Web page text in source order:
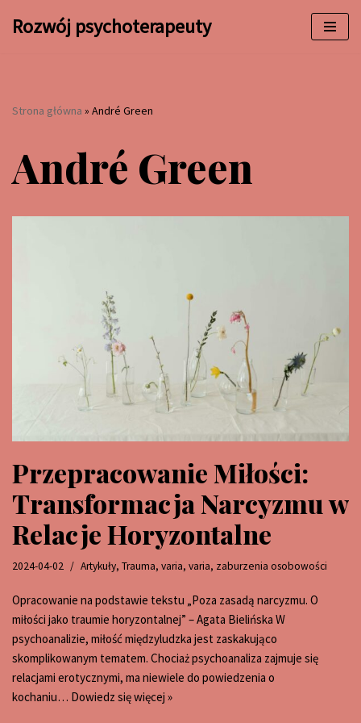
Rozwój psychoterapeuty
Strona główna » André Green
André Green
Przepracowanie Miłości:
Transformacja Narcyzmu w
Relacje Horyzontalne
2024-04-02 Artykuły, Trauma, varia, varia, zaburzenia osobowości
Opracowanie na podstawie tekstu „Poza zasadą narcyzmu. O
miłości jako traumie horyzontalnej” – Agata Bielińska W
psychoanalizie, miłość międzyludzka jest zaskakująco
skomplikowanym tematem. Chociaż psychoanaliza zajmuje się
relacjami erotycznymi, ma niewiele do powiedzenia o
kochaniu… Dowiedz się więcej »